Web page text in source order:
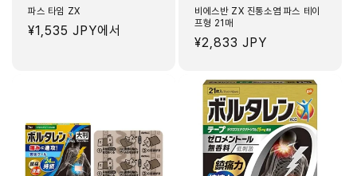
파스 타임 ZX
정
¥1,535 JPY에서
비에스반 ZX 진통소염 파스 테이
프형 21매
정
¥2,833 JPY